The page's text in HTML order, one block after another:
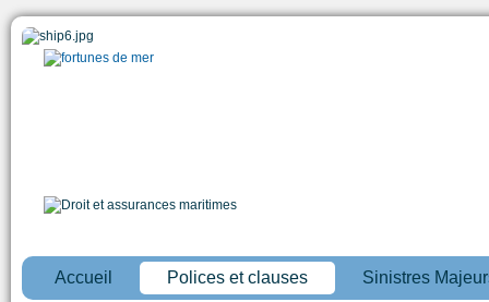
Accueil Polices et clauses Sinistres